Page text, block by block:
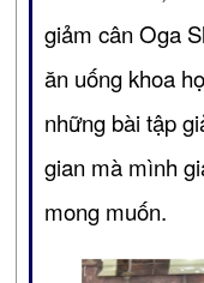
giảm cân Oga
ăn uống khoa
những bài tập
gian mà mình
mong muốn.